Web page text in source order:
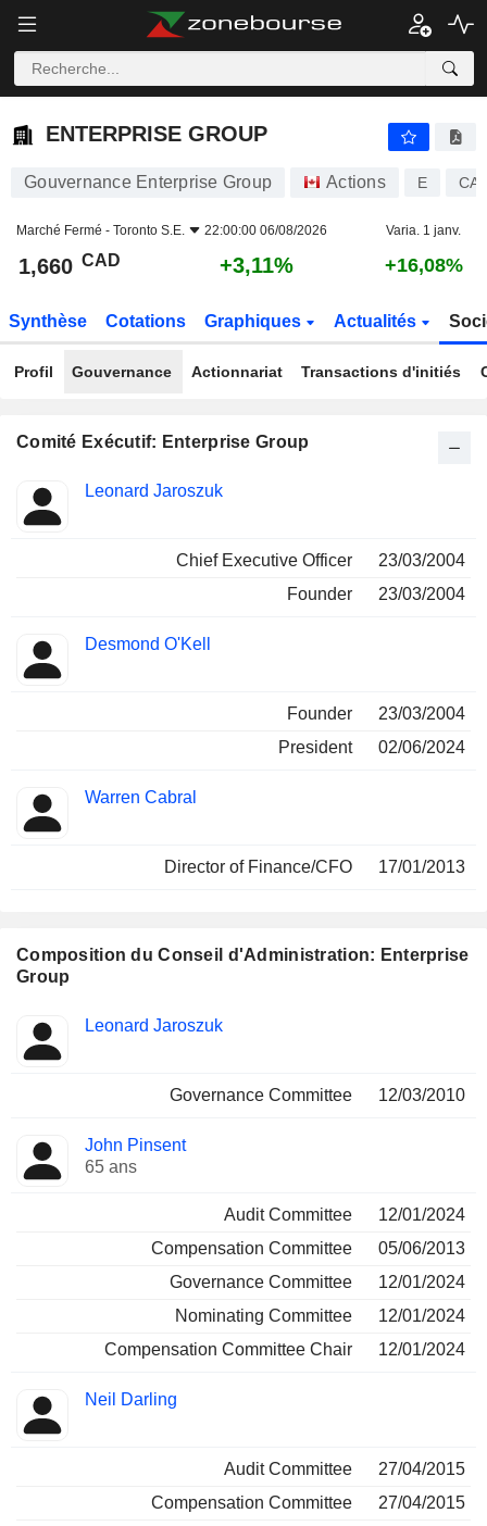
ENTERPRISE GROUP
ENTERPRISE GROUP
Gouvernance Enterprise Group Actions E
Marché Fermé - Toronto S.E. 22:00:00 06/08/2026 Varia. 1 janv.
1,660 CAD +3,11% +16,08%
Synthèse Cotations Graphiques Actualités
Profil Gouvernance Actionnariat Transactions d'initiés
Comité Exécutif: Enterprise Group
Dirigeant
Fonctions
Leonard Jaroszuk
Chief Executive Officer
23/03/2004
Founder
23/03/2004
Desmond O'Kell
Founder
23/03/2004
President
02/06/2024
Warren Cabral
Director of Finance/CFO 17/01/2013
Composition du Conseil d'Administration: Enterprise
Group
Administrateur Comités
Leonard Jaroszuk
Governance Committee 12/03/2010
John Pinsent
65 ans
Audit Committee
12/01/2024
Compensation Committee
05/06/2013
Governance Committee
12/01/2024
Nominating Committee
12/01/2024
Compensation Committee Chair
12/01/2024
Neil Darling
Audit Committee
27/04/2015
Compensation Committee
27/04/2015